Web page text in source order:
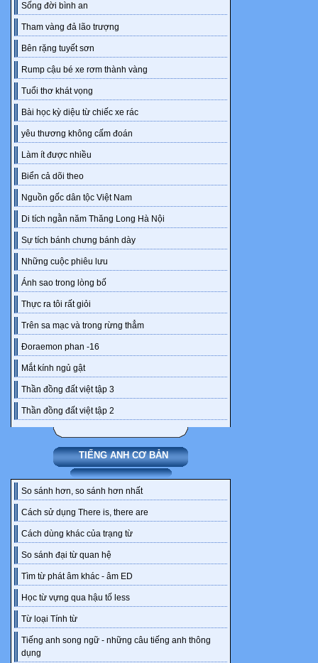
Sống đời bình an
Tham vàng đả lão trượng
Bên rặng tuyết sơn
Rump cậu bé xe rơm thành vàng
Tuổi thơ khát vọng
Bài học kỳ diệu từ chiếc xe rác
yêu thương không cấm đoán
Làm ít được nhiều
Biển cả dõi theo
Nguồn gốc dân tộc Việt Nam
Di tích ngằn năm Thăng Long Hà Nội
Sự tích bánh chưng bánh dày
Những cuộc phiêu lưu
Ánh sao trong lòng bố
Thực ra tôi rất giỏi
Trên sa mạc và trong rừng thẳm
Đoraemon phan -16
Mắt kính ngủ gật
Thần đồng đất việt tập 3
Thần đồng đất việt tập 2
TIẾNG ANH CƠ BẢN
So sánh hơn, so sánh hơn nhất
Cách sử dụng There is, there are
Cách dùng khác của trạng từ
So sánh đại từ quan hệ
Tìm từ phát âm khác - âm ED
Học từ vựng qua hậu tố less
Từ loại Tính từ
Tiếng anh song ngữ - những câu tiếng anh thông
dụng